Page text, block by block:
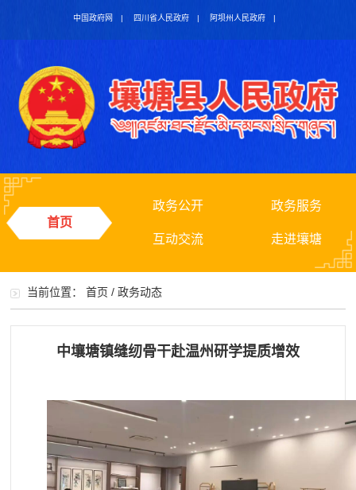
中国政府网 | 四川省人民政府 | 阿坝州人民政府 |
首页
政务公开 政务服务
互动交流 走进壤塘
当前位置：首页 /政务动态
中壤塘镇缝纫骨干赴温州研学提质增效